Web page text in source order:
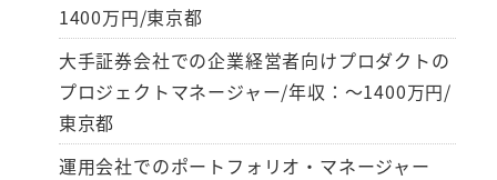
1400万円/東京都
大手証券会社での企業経営者向けプロダクトの
プロジェクトマネージャー/年収：～1400万円/
東京都
運用会社でのポートフォリオ・マネージャー